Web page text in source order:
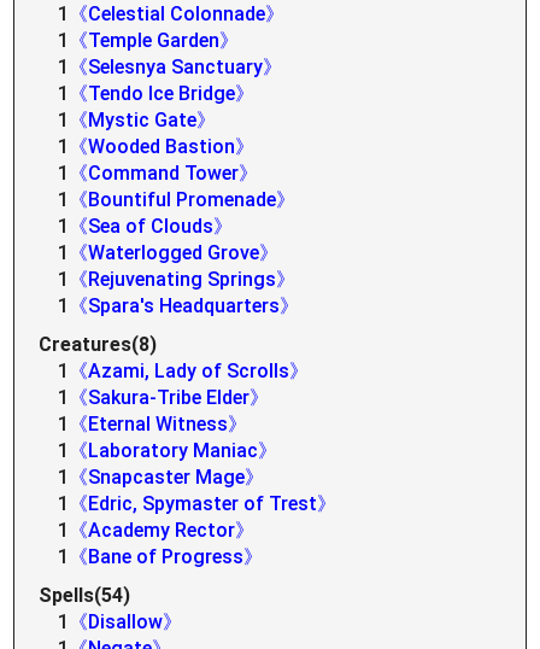
1
《Celestial Colonnade》
1
《Temple Garden》
1
《Selesnya Sanctuary》
1
《Tendo Ice Bridge》
1
《Mystic Gate》
1
《Wooded Bastion》
1
《Command Tower》
1
《Bountiful Promenade》
1
《Sea of Clouds》
1
《Waterlogged Grove》
1
《Rejuvenating Springs》
1
《Spara's Headquarters》
Creatures(8)
1
《Azami, Lady of Scrolls》
1
《Sakura-Tribe Elder》
1
《Eternal Witness》
1
《Laboratory Maniac》
1
《Snapcaster Mage》
1
《Edric, Spymaster of Trest》
1
《Academy Rector》
1
《Bane of Progress》
Spells(54)
1
《Disallow》